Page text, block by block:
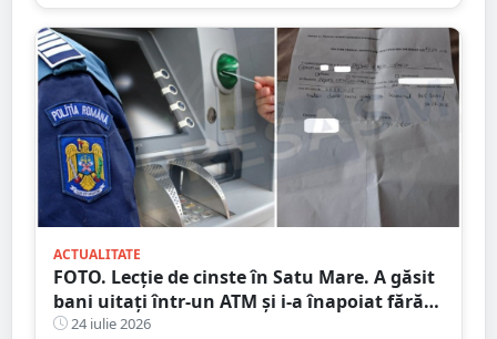
ACTUALITATE
FOTO. Lecție de cinste în Satu Mare. A găsit
bani uitați într-un ATM și i-a înapoiat fără
să stea pe gânduri
24 iulie 2026